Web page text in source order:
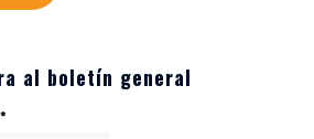
al boletín general